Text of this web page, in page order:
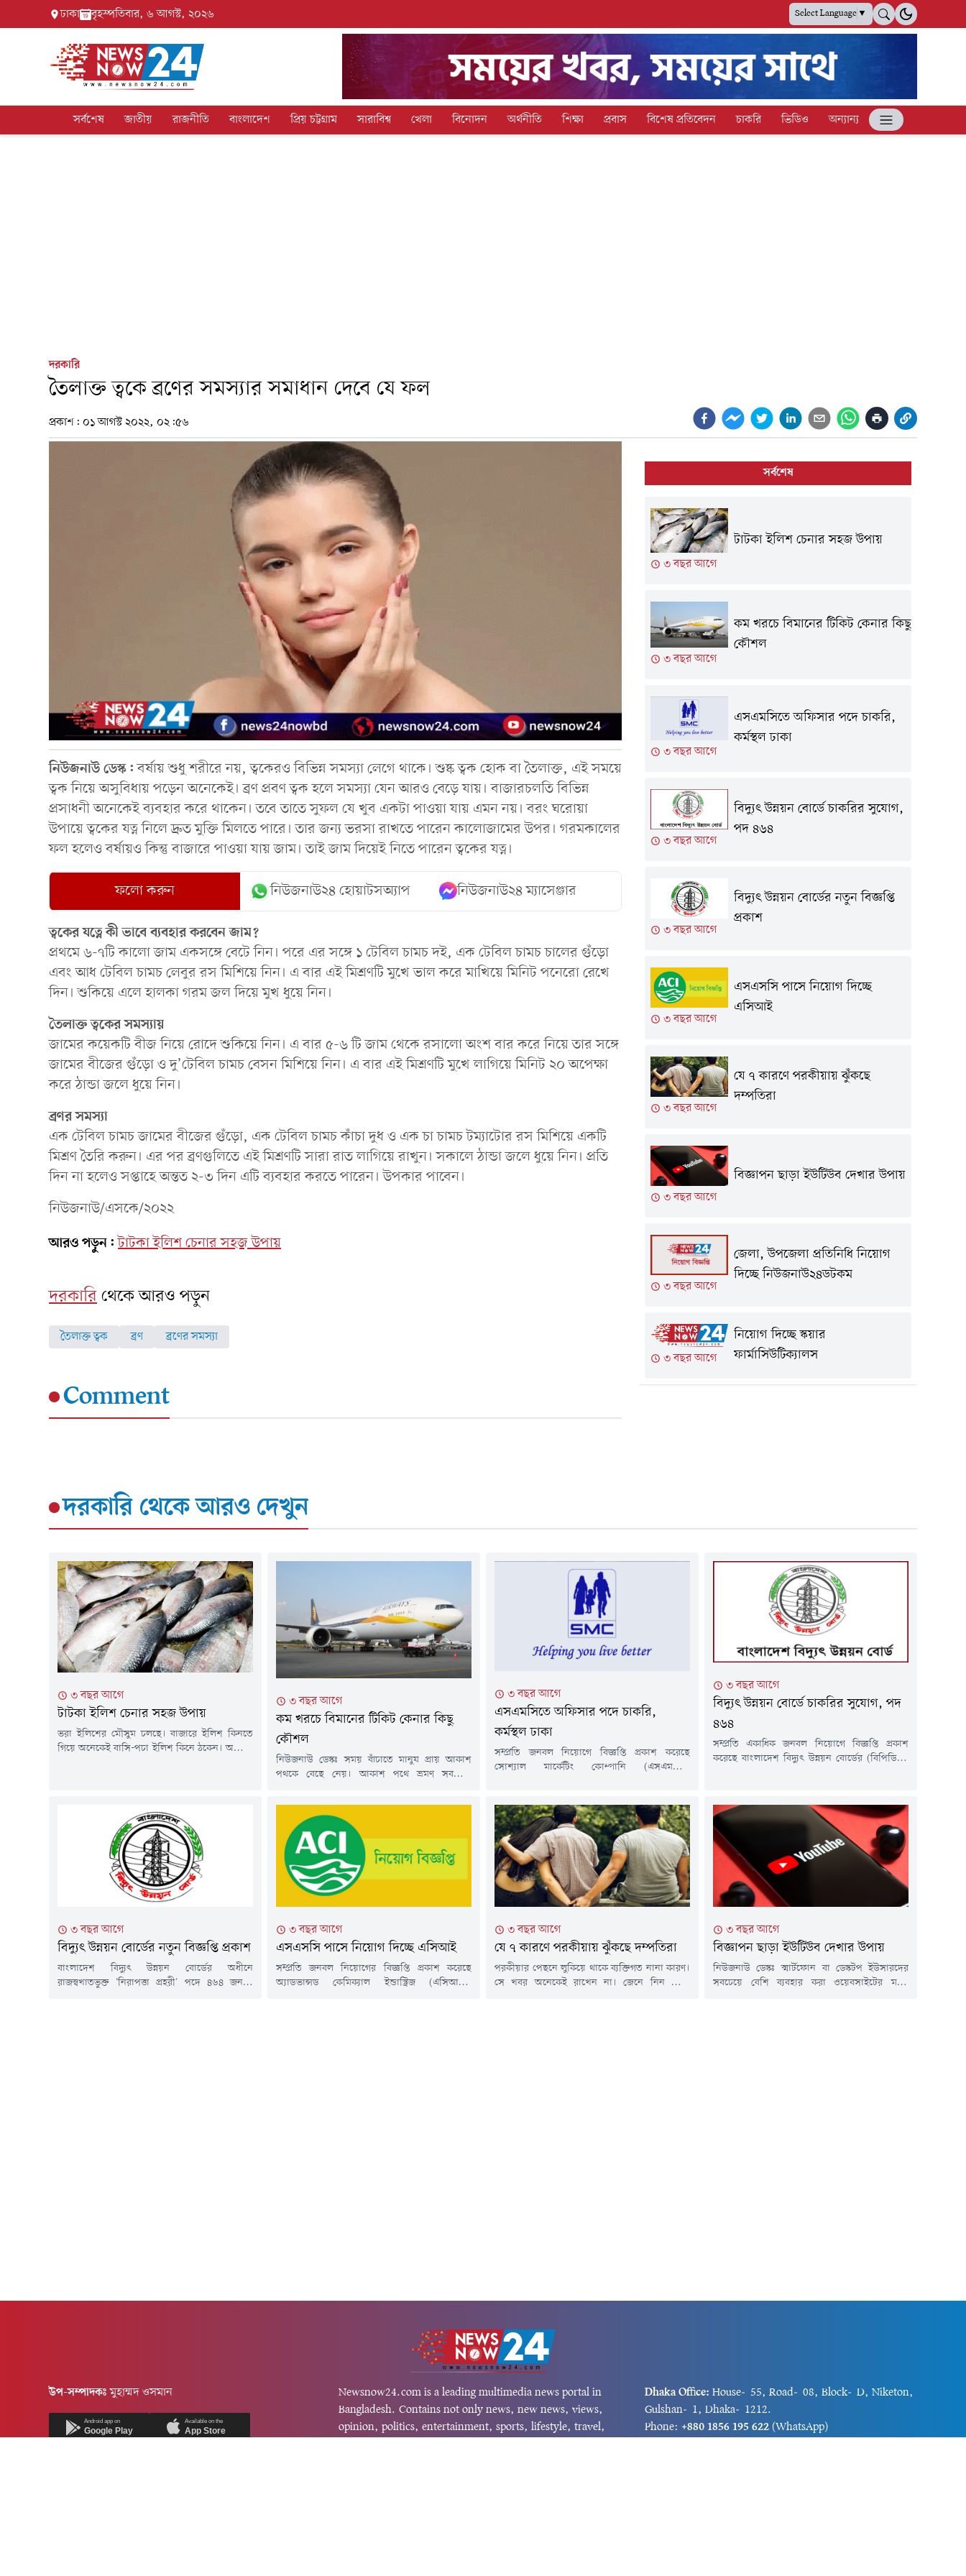
ঢাকা বৃহস্পতিবার, ৬ আগস্ট, ২০২৬ Select Language▼
সর্বশেষ জাতীয় রাজনীতি বাংলাদেশ প্রিয় চট্টগ্রাম সারাবিশ্ব খেলা বিনোদন অর্থনীতি শিক্ষা প্রবাস বিশেষ প্রতিবেদন চাকরি ভিডিও অন্যান্য
দরকারি
তৈলাক্ত ত্বকে ব্রণের সমস্যার সমাধান দেবে যে ফল
প্রকাশ: ০১ আগস্ট ২০২২, ০২:৫৬
নিউজনাউ ডেস্ক:বর্ষায় শুধু শরীরে নয়, ত্বকেরও বিভিন্ন সমস্যা লেগে থাকে। শুষ্ক ত্বক হোক বা তৈলাক্ত, এই সময়ে
ত্বক নিয়ে অসুবিধায় পড়েন অনেকেই। ব্রণ প্রবণ ত্বক হলে সমস্যা যেন আরও বেড়ে যায়। বাজারচলতি বিভিন্ন
প্রসাধনী অনেকেই ব্যবহার করে থাকেন। তবে তাতে সুফল যে খুব একটা পাওয়া যায় এমন নয়। বরং ঘরোয়া
উপায়ে ত্বকের যত্ন নিলে দ্রুত মুক্তি মিলতে পারে। তার জন্য ভরসা রাখতে পারেন কালোজামের উপর। গরমকালের
ফল হলেও বর্ষায়ও কিন্তু বাজারে পাওয়া যায় জাম। তাই জাম দিয়েই নিতে পারেন ত্বকের যত্ন।
ফলো করুন নিউজনাউ২৪ হোয়াটসঅ্যাপ নিউজনাউ২৪ ম্যাসেঞ্জার
ত্বকের যত্নে কী ভাবে ব্যবহার করবেন জাম?
প্রথমে ৬-৭টি কালো জাম একসঙ্গে বেটে নিন। পরে এর সঙ্গে ১ টেবিল চামচ দই, এক টেবিল চামচ চালের গুঁড়ো
এবং আধ টেবিল চামচ লেবুর রস মিশিয়ে নিন। এ বার এই মিশ্রণটি মুখে ভাল করে মাখিয়ে মিনিট পনেরো রেখে
দিন। শুকিয়ে এলে হালকা গরম জল দিয়ে মুখ ধুয়ে নিন।
তৈলাক্ত ত্বকের সমস্যায়
জামের কয়েকটি বীজ নিয়ে রোদে শুকিয়ে নিন। এ বার ৫-৬ টি জাম থেকে রসালো অংশ বার করে নিয়ে তার সঙ্গে
জামের বীজের গুঁড়ো ও দু’টেবিল চামচ বেসন মিশিয়ে নিন। এ বার এই মিশ্রণটি মুখে লাগিয়ে মিনিট ২০ অপেক্ষা
করে ঠান্ডা জলে ধুয়ে নিন।
ব্রণর সমস্যা
এক টেবিল চামচ জামের বীজের গুঁড়ো, এক টেবিল চামচ কাঁচা দুধ ও এক চা চামচ টম্যাটোর রস মিশিয়ে একটি
মিশ্রণ তৈরি করুন। এর পর ব্রণগুলিতে এই মিশ্রণটি সারা রাত লাগিয়ে রাখুন। সকালে ঠান্ডা জলে ধুয়ে নিন। প্রতি
দিন না হলেও সপ্তাহে অন্তত ২-৩ দিন এটি ব্যবহার করতে পারেন। উপকার পাবেন।
নিউজনাউ/এসকে/২০২২
আরও পড়ুন: টাটকা ইলিশ চেনার সহজ উপায়
দরকারিথেকে আরও পড়ুন
তৈলাক্ত ত্বক ব্রণ ব্রণের সমস্যা
Comment
সর্বশেষ
৩ বছর আগে
টাটকা ইলিশ চেনার সহজ উপায়
৩ বছর আগে
কম খরচে বিমানের টিকিট কেনার কিছু
কৌশল
৩ বছর আগে
এসএমসিতে অফিসার পদে চাকরি,
কর্মস্থল ঢাকা
৩ বছর আগে
বিদ্যুৎ উন্নয়ন বোর্ডে চাকরির সুযোগ,
পদ ৪৬৪
৩ বছর আগে
বিদ্যুৎ উন্নয়ন বোর্ডের নতুন বিজ্ঞপ্তি
প্রকাশ
৩ বছর আগে
এসএসসি পাসে নিয়োগ দিচ্ছে
এসিআই
৩ বছর আগে
যে ৭ কারণে পরকীয়ায় ঝুঁকছে
দম্পতিরা
৩ বছর আগে
বিজ্ঞাপন ছাড়া ইউটিউব দেখার উপায়
৩ বছর আগে
জেলা, উপজেলা প্রতিনিধি নিয়োগ
দিচ্ছে নিউজনাউ২৪ডটকম
৩ বছর আগে
নিয়োগ দিচ্ছে স্কয়ার
ফার্মাসিউটিক্যালস
দরকারি থেকে আরও দেখুন
৩ বছর আগে
টাটকা ইলিশ চেনার সহজ উপায়
ভরা ইলিশের মৌসুম চলছে। বাজারে ইলিশ কিনতে
গিয়ে অনেকেই বাসি-পচা ইলিশ কিনে ঠকেন। অনেকে
করা হয়। তার মধ্যে...
৩ বছর আগে
কম খরচে বিমানের টিকিট কেনার কিছু
কৌশল
নিউজনাউ ডেস্কঃ সময় বাঁচাতে মানুষ প্রায় আকাশ
পথকে বেছে নেয়। আকাশ পথে ভ্রমণ সবচেয়ে
শুরু করে ব্যবসায়িক গুরুত্বপূর্ণ কাজে প্রায়ই
উড়োজাহাজ ভ্রমণের দরকার হয় অনেকেরই। দেশের
ভেতরে উড়োজাহাজ ছাড়া ভ্রমণ করার সুযোগ
থাকলেও দেশের বাইরে যেতে এর বিকল্প নেই বললেই
চলে। কোনো ফ্লাইটের...
৩ বছর আগে
এসএমসিতে অফিসার পদে চাকরি,
কর্মস্থল ঢাকা
সম্প্রতি জনবল নিয়োগে বিজ্ঞপ্তি প্রকাশ করেছে
সোশ্যাল মার্কেটিং কোম্পানি (এসএমসি)।
করতে হবে।প্রতিষ্ঠানের নাম: সোশ্যাল মার্কেটিং
কোম্পানিতে (এসএমসি)পদের নাম: ফার্মেসি
অফিসার (বি-গ্রেড)পদ সংখ্যা: ১টিশিক্ষাগত
যোগ্যতা: স্বনামধন্য যেকোনো প্রতিষ্ঠান থেকে
ফার্মেসিতে ডিপ্লোমা। বাংলাদেশ ফার্মেসি কাউন্সিলের
অধীনে নিবন্ধন বাধ্যতামূলক।প্রয়োজনীয় দক্ষতা:
ফার্মেসি...
৩ বছর আগে
বিদ্যুৎ উন্নয়ন বোর্ডে চাকরির সুযোগ, পদ
৪৬৪
সম্প্রতি একাধিক জনবল নিয়োগে বিজ্ঞপ্তি প্রকাশ
করেছে বাংলাদেশ বিদ্যুৎ উন্নয়ন বোর্ডের (বিপিডিবি)
নিয়োগ দেওয়া হবে। আগ্রহী প্রার্থীদের অনলাইনের
মাধ্যমে আবেদন করতে হবে।পদের নাম: নিরাপত্তা
প্রহরীপদসংখ্যা: ৪৬৪যোগ্যতা: ন্যূনতম অষ্টম শ্রেণি
অথবা সমমান পাস। পুরুষের ক্ষেত্রে উচ্চতা...
৩ বছর আগে
বিদ্যুৎ উন্নয়ন বোর্ডের নতুন বিজ্ঞপ্তি প্রকাশ
বাংলাদেশ বিদ্যুৎ উন্নয়ন বোর্ডের অধীনে
রাজস্বখাতভুক্ত 'নিরাপত্তা প্রহরী' পদে ৪৬৪ জনকে
৩ বছর আগে
এসএসসি পাসে নিয়োগ দিচ্ছে এসিআই
সম্প্রতি জনবল নিয়োগের বিজ্ঞপ্তি প্রকাশ করেছে
অ্যাডভান্সড কেমিক্যাল ইন্ডাস্ট্রিজ (এসিআই)।
৩ বছর আগে
যে ৭ কারণে পরকীয়ায় ঝুঁকছে দম্পতিরা
পরকীয়ার পেছনে লুকিয়ে থাকে ব্যক্তিগত নানা কারণ।
সে খবর অনেকেই রাখেন না। জেনে নিন কোন
৩ বছর আগে
বিজ্ঞাপন ছাড়া ইউটিউব দেখার উপায়
নিউজনাউ ডেস্কঃ স্মার্টফোন বা ডেস্কটপ ইউসারদের
সবচেয়ে বেশি ব্যবহার করা ওয়েবসাইটের মধ্যে
উপ-সম্পাদকঃমুহাম্মদ ওসমান
Android app on
Google Play
Available on the
App Store
Newsnow24.com is a leading multimedia news portal in
Bangladesh. Contains not only news, new news, views,
opinion, politics, entertainment, sports, lifestyle, travel,
Dhaka Office: House-55, Road-08, Block-D, Niketon,
Gulshan-1, Dhaka-1212.
Phone: +880 1856 195 622 (WhatsApp)